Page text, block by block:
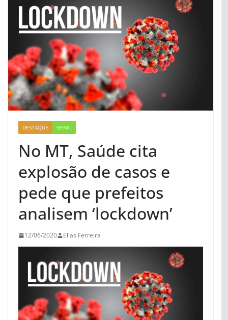
DESTAQUE GERAL
No MT, Saúde cita
explosão de casos e
pede que prefeitos
analisem ‘lockdown’
12/06/2020 Elias Ferreira